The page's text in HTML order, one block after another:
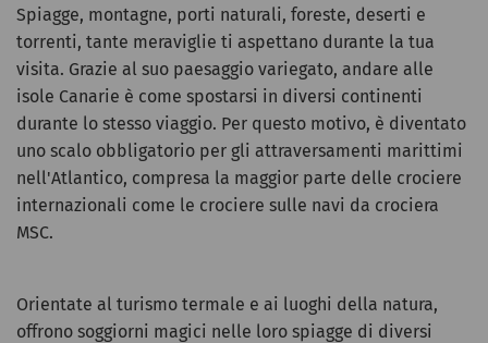
Spiagge, montagne, porti naturali, foreste, deserti e
torrenti, tante meraviglie ti aspettano durante la tua
visita. Grazie al suo paesaggio variegato, andare alle
isole Canarie è come spostarsi in diversi continenti
durante lo stesso viaggio. Per questo motivo, è diventato
uno scalo obbligatorio per gli attraversamenti marittimi
nell'Atlantico, compresa la maggior parte delle crociere
internazionali come le crociere sulle navi da crociera
MSC.
Orientate al turismo termale e ai luoghi della natura,
offrono soggiorni magici nelle loro spiagge di diversi